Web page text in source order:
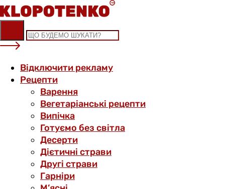
Skip
to
content
Відключити рекламу
Рецепти
Варення
Вегетаріанські рецепти
Випічка
Готуємо без світла
Десерти
Дієтичні страви
Другі страви
Гарніри